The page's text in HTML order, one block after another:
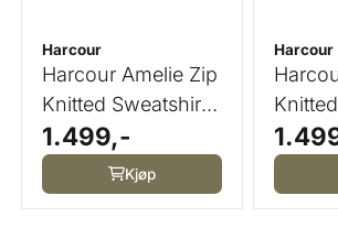
Harcour
Harcour Amelie Zip
Knitted Sweatshirt
Navy
1.499,-
Kjøp
Harcour
Cacao